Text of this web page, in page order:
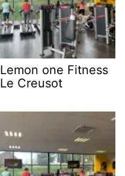
Lemon one Fitness
Le Creusot